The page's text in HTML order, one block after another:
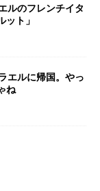
ルのフレンチイタ
ト」
エルに帰国。やっ
ね